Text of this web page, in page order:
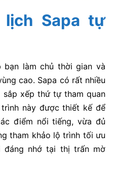
Sapa tự
làm chủ thời gian và
cao. Sapa có rất nhiều
xếp thứ tự tham quan
này được thiết kế để
điểm nổi tiếng, vừa đủ
tham khảo lộ trình tối ưu
đáng nhớ tại thị trấn mờ